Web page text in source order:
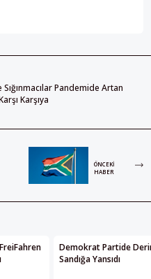
Pandemide Artan
Karşıya
ÖNCEKI
HABER
Demokrat Partide
Sandığa Yansıdı